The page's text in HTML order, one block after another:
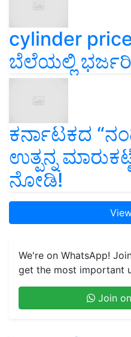
cylinder
ಬೆಲೆಯಲ್ಲಿ
ಕರ್ನಾಟಕದ
ಉತ್ಪನ್ನ
ನೋಡಿ!
We're on WhatsApp!
get the most important
Join